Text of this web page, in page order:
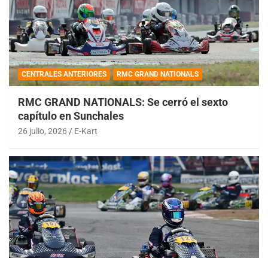
CENTRALES ANTERIORES RMC GRAND NATIONALS
RMC GRAND NATIONALS: Se cerró el sexto
capítulo en Sunchales
26 julio, 2026 E-Kart